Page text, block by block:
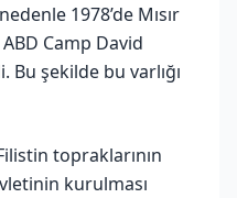
1978’de Mısır
Camp David
Bu şekilde bu varlığı
topraklarının
kurulması